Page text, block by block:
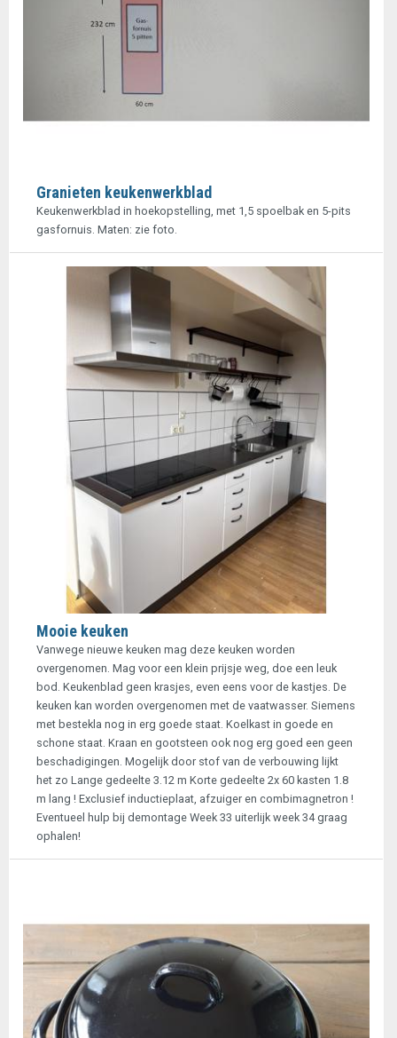
Granieten keukenwerkblad
Keukenwerkblad in hoekopstelling, met 1,5 spoelbak en 5-pits
gasfornuis. Maten: zie foto.
Mooie keuken
Vanwege nieuwe keuken mag deze keuken worden
overgenomen. Mag voor een klein prijsje weg, doe een leuk
bod. Keukenblad geen krasjes, even eens voor de kastjes. De
keuken kan worden overgenomen met de vaatwasser. Siemens
met bestekla nog in erg goede staat. Koelkast in goede en
schone staat. Kraan en gootsteen ook nog erg goed een geen
beschadigingen. Mogelijk door stof van de verbouwing lijkt
het zo Lange gedeelte 3.12 m Korte gedeelte 2x 60 kasten 1.8
m lang ! Exclusief inductieplaat, afzuiger en combimagnetron !
Eventueel hulp bij demontage Week 33 uiterlijk week 34 graag
ophalen!